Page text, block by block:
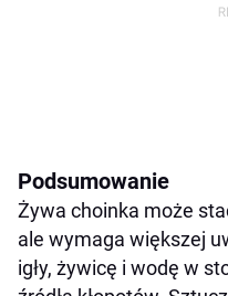
Podsumowanie
Żywa choinka może
ale wymaga większej
igły, żywicę i wodę w